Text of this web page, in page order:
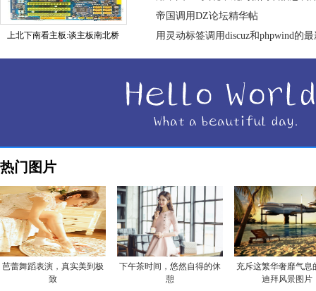
上北下南看主板:谈主板南北桥
帝国调用DZ论坛精华帖
用灵动标签调用discuz和phpwind的
热门图片
芭蕾舞蹈表演，真实美到极
致
下午茶时间，悠然自得的休
憩
充斥这繁华奢靡气息
迪拜风景图片